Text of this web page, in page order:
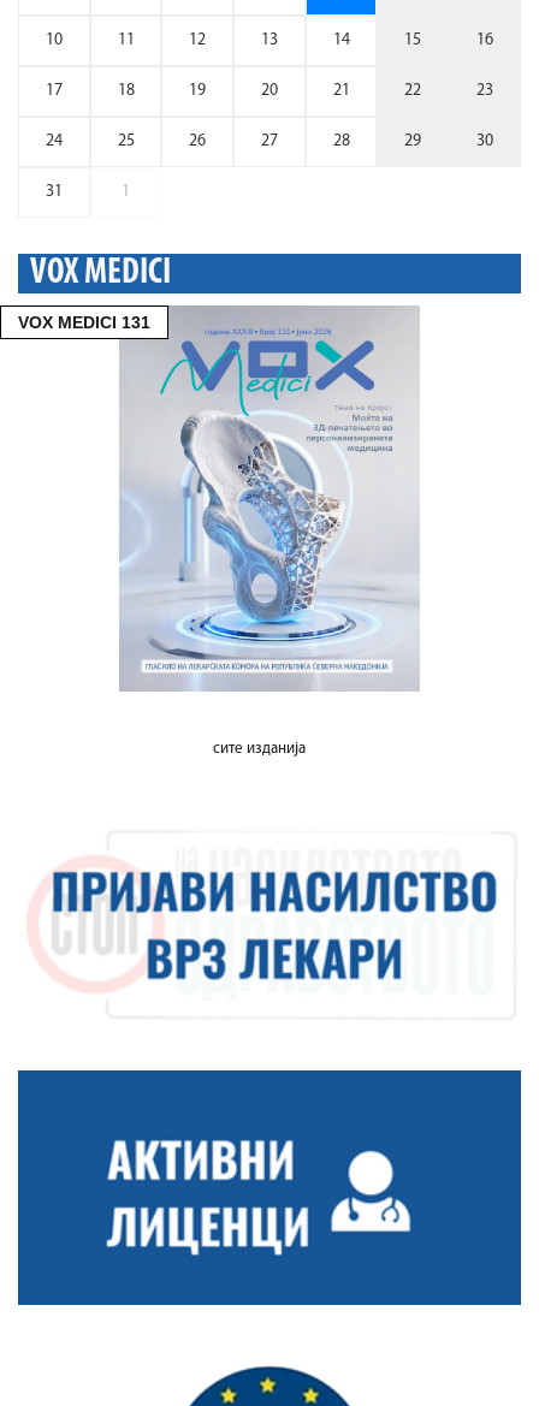
10 11 12 13 14 15 16
17 18 19 20 21 22 23
24 25 26 27 28 29 30
31 1
VOX MEDICI
VOX MEDICI 131
сите изданија